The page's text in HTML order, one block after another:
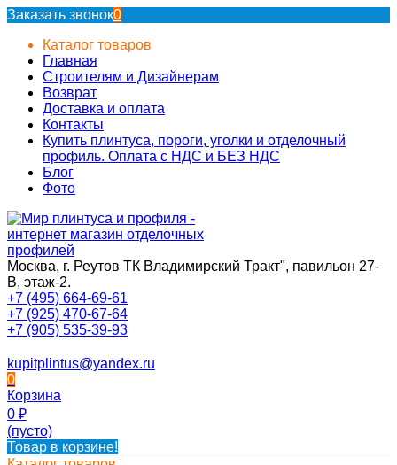
Заказать звонок0
Каталог товаров
Главная
Строителям и Дизайнерам
Возврат
Доставка и оплата
Контакты
Купить плинтуса, пороги, уголки и отделочный
профиль. Оплата с НДС и БЕЗ НДС
Блог
Фото
Москва, г. Реутов ТК Владимирский Тракт", павильон 27-
В, этаж-2.
+7 (495) 664-69-61
+7 (925) 470-67-64
+7 (905) 535-39-93
kupitplintus@yandex.ru
0
Корзина
0 ₽
(пусто)
Товар в корзине!